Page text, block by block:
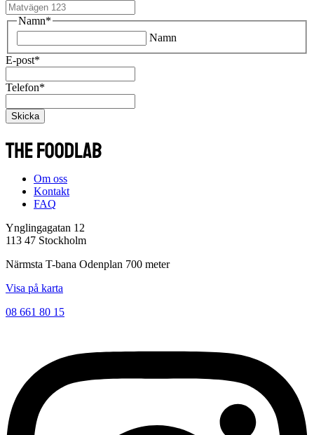
Namn*
Namn
E-post*
Telefon*
Skicka
Om oss
Kontakt
FAQ
Ynglingagatan 12
113 47 Stockholm
Närmsta T-bana Odenplan 700 meter
Visa på karta
08 661 80 15